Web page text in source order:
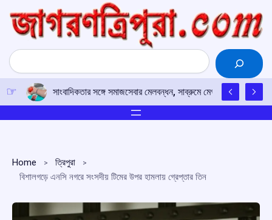
content
Search
সাংবাদিকতার সঙ্গে সমাজসেবার মেলবন্ধন, সাব্রুমে মেগা রক্তদান শিবির
Home
ত্রিপুরা
বিশালগড়ে এনসি নগরে সংসদীয় টিমের উপর হামলায় গ্রেপ্তার তিন